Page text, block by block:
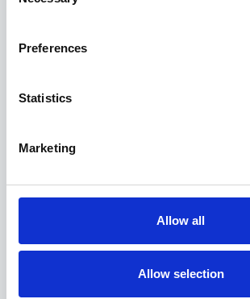
Preferences
Statistics
Marketing
Allow all
Allow selection
Verfügbarkeit oder Buchung? Wir
Schreiben Sie uns
Telefon: +49 (0) 4203 - 700 44